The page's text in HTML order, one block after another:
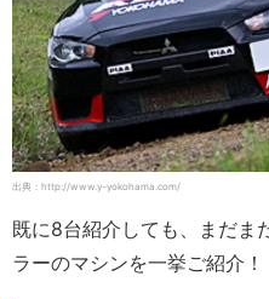
出典：http://www.y-yokohama.com/
既に8台紹介しても、まだま
ラーのマシンを一挙ご紹介！